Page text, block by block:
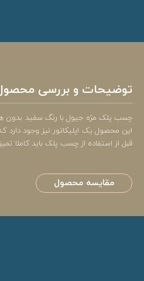
توضیحات و بررسی
چسب پلک مژه جیول با رنگ سفید بدون
این محصول یک اپلیکاتور نیز وجود
قبل از استفاده از چسب پلک باید کاملا
مقایسه محصول